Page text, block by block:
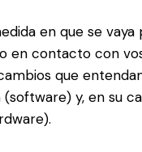
en que se
en contacto con
que
y, en su